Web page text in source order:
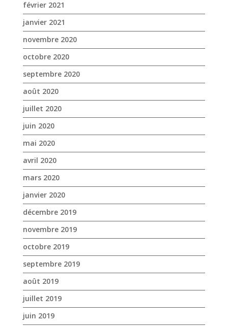
février 2021
janvier 2021
novembre 2020
octobre 2020
septembre 2020
août 2020
juillet 2020
juin 2020
mai 2020
avril 2020
mars 2020
janvier 2020
décembre 2019
novembre 2019
octobre 2019
septembre 2019
août 2019
juillet 2019
juin 2019